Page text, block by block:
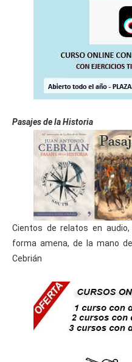
Pasajes de la Historia
Cientos de relatos en
forma amena, de la mano
Cebrián